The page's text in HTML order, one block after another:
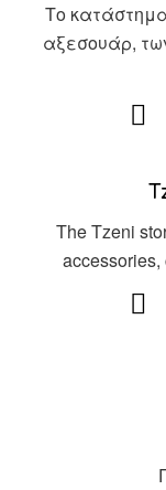
Το
αξεσουάρ,
The Tzeni